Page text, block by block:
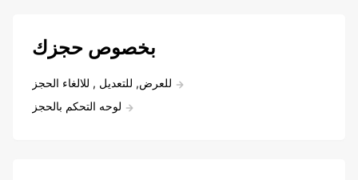
بخصوص حجزك
للعرض, للتعديل , للالغاء الحجز
لوحه التحكم بالحجز